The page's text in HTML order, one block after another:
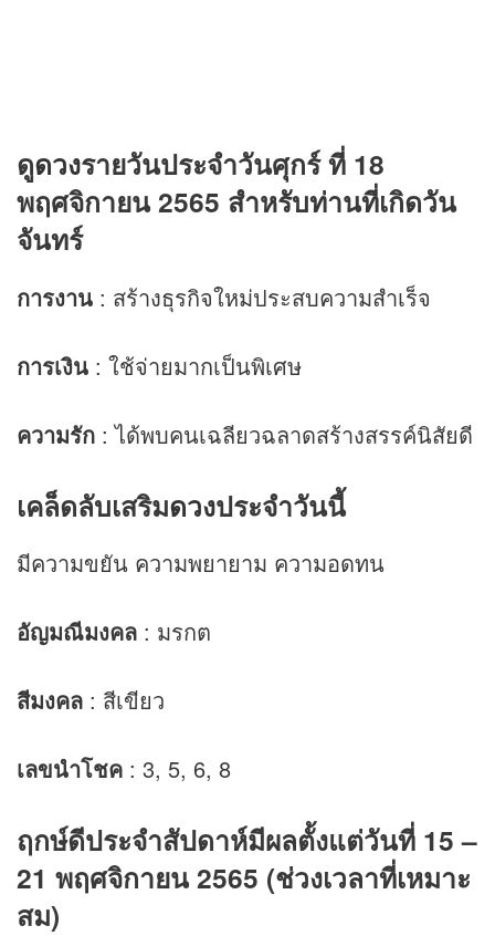
ดูดวงรายวันประจำวันศุกร์ ที่ 18
พฤศจิกายน 2565 สำหรับท่านที่เกิดวัน
จันทร์
การงาน : สร้างธุรกิจใหม่ประสบความสำเร็จ
การเงิน : ใช้จ่ายมากเป็นพิเศษ
ความรัก : ได้พบคนเฉลียวฉลาดสร้างสรรค์นิสัยดี
เคล็ดลับเสริมดวงประจำวันนี้
มีความขยัน ความพยายาม ความอดทน
อัญมณีมงคล : มรกต
สีมงคล : สีเขียว
เลขนำโชค : 3, 5, 6, 8
ฤกษ์ดีประจำสัปดาห์มีผลตั้งแต่วันที่ 15 –
21 พฤศจิกายน 2565 (ช่วงเวลาที่เหมาะ
สม)